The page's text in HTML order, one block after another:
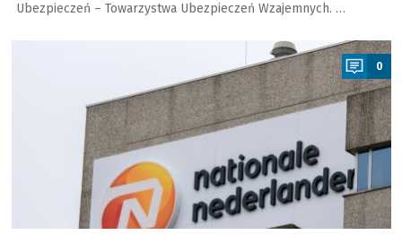
Ubezpieczeń – Towarzystwa Ubezpieczeń Wzajemnych. …
0